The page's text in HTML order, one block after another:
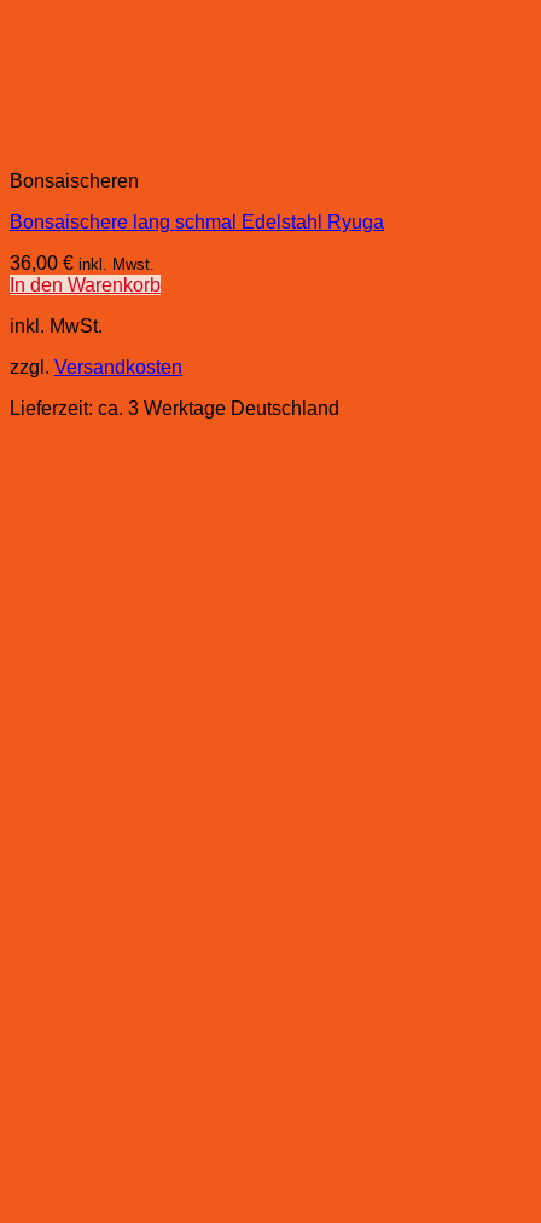
Bonsaischeren
Bonsaischere lang schmal Edelstahl Ryuga
36,00 € inkl. Mwst.
In den Warenkorb
inkl. MwSt.
zzgl. Versandkosten
Lieferzeit: ca. 3 Werktage Deutschland